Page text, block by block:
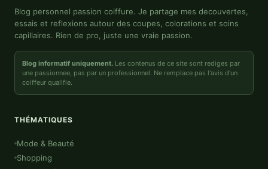
Blog personnel passion coiffure. Je partage mes decouvertes,
essais et reflexions autour des coupes, colorations et soins
capillaires. Rien de pro, juste une vraie passion.
Blog informatif uniquement. Les contenus de ce site sont rediges par
une passionnee, pas par un professionnel. Ne remplace pas l'avis d'un
coiffeur qualifie.
THÉMATIQUES
Mode & Beauté
Shopping